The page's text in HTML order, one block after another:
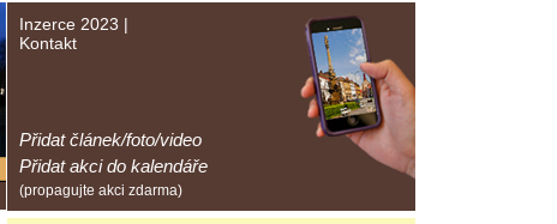
Inzerce 2023 |
Kontakt
Přidat článek/foto/video
Přidat akci do kalendáře
(propagujte akci zdarma)